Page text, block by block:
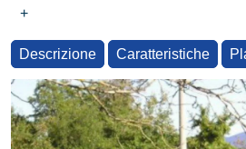
+
Descrizione Caratteristiche